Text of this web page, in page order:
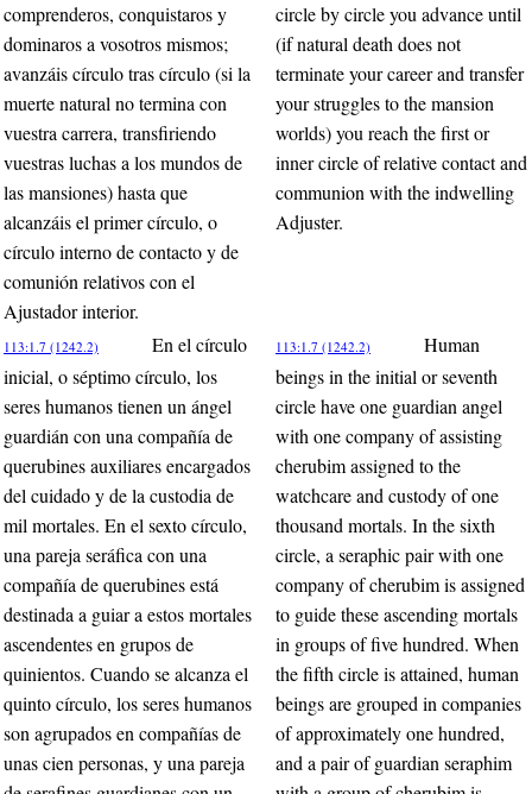
comprenderos, conquistaros y
dominaros a vosotros mismos;
avanzáis círculo tras círculo (si la
muerte natural no termina con
vuestra carrera, transfiriendo
vuestras luchas a los mundos de
las mansiones) hasta que
alcanzáis el primer círculo, o
círculo interno de contacto y de
comunión relativos con el
Ajustador interior.
circle by circle you advance until
(if natural death does not
terminate your career and transfer
your struggles to the mansion
worlds) you reach the first or
inner circle of relative contact and
communion with the indwelling
Adjuster.
113:1.7 (1242.2)
En el círculo
inicial, o séptimo círculo, los
seres humanos tienen un ángel
guardián con una compañía de
querubines auxiliares encargados
del cuidado y de la custodia de
mil mortales. En el sexto círculo,
una pareja seráfica con una
compañía de querubines está
destinada a guiar a estos mortales
ascendentes en grupos de
quinientos. Cuando se alcanza el
quinto círculo, los seres humanos
son agrupados en compañías de
unas cien personas, y una pareja
113:1.7 (1242.2)
Human
beings in the initial or seventh
circle have one guardian angel
with one company of assisting
cherubim assigned to the
watchcare and custody of one
thousand mortals. In the sixth
circle, a seraphic pair with one
company of cherubim is assigned
to guide these ascending mortals
in groups of five hundred. When
the fifth circle is attained, human
beings are grouped in companies
of approximately one hundred,
and a pair of guardian seraphim